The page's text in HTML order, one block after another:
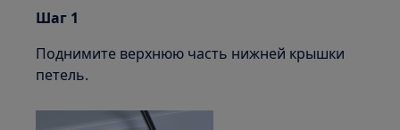
Шаг 1
Поднимите верхнюю часть нижней крышки
петель.